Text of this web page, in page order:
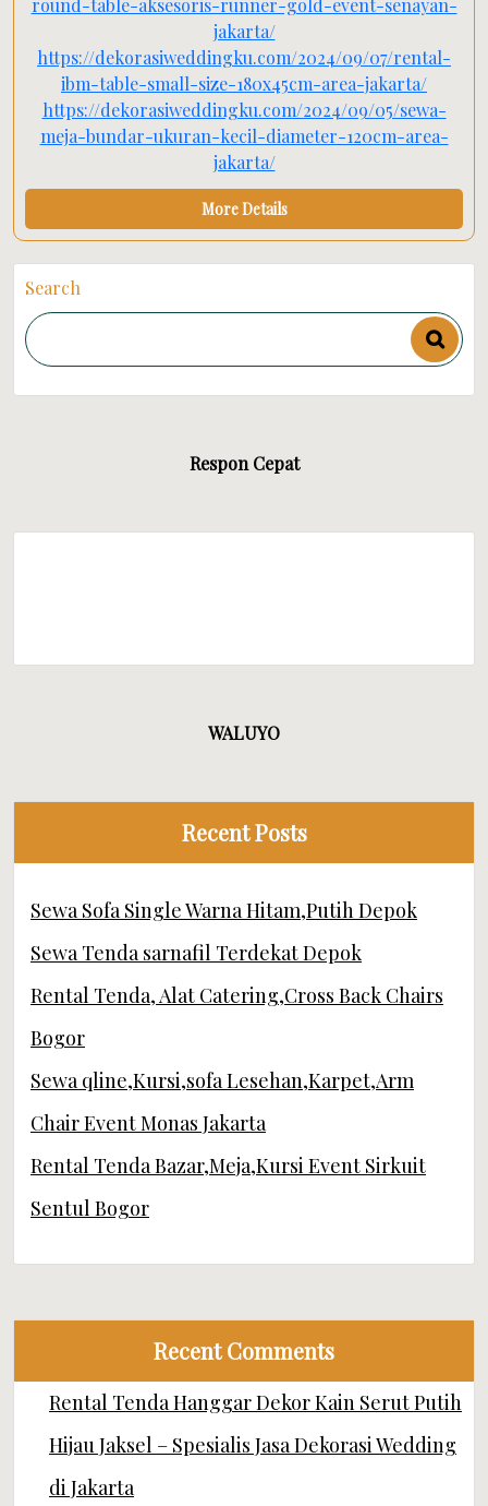
round-table-aksesoris-runner-gold-event-senayan-
jakarta/
https://dekorasiweddingku.com/2024/09/07/rental-
ibm-table-small-size-180x45cm-area-jakarta/
https://dekorasiweddingku.com/2024/09/05/sewa-
meja-bundar-ukuran-kecil-diameter-120cm-area-
jakarta/
More Details
Search
Respon Cepat
WALUYO
Recent Posts
Sewa Sofa Single Warna Hitam,Putih Depok
Sewa Tenda sarnafil Terdekat Depok
Rental Tenda, Alat Catering,Cross Back Chairs
Bogor
Sewa qline,Kursi,sofa Lesehan,Karpet,Arm
Chair Event Monas Jakarta
Rental Tenda Bazar,Meja,Kursi Event Sirkuit
Sentul Bogor
Recent Comments
Rental Tenda Hanggar Dekor Kain Serut Putih
Hijau Jaksel – Spesialis Jasa Dekorasi Wedding
di Jakarta